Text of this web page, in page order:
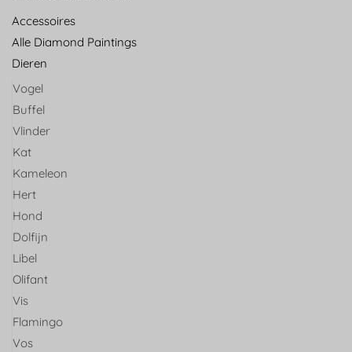
Accessoires
Alle Diamond Paintings
Dieren
Vogel
Buffel
Vlinder
Kat
Kameleon
Hert
Hond
Dolfijn
Libel
Olifant
Vis
Flamingo
Vos